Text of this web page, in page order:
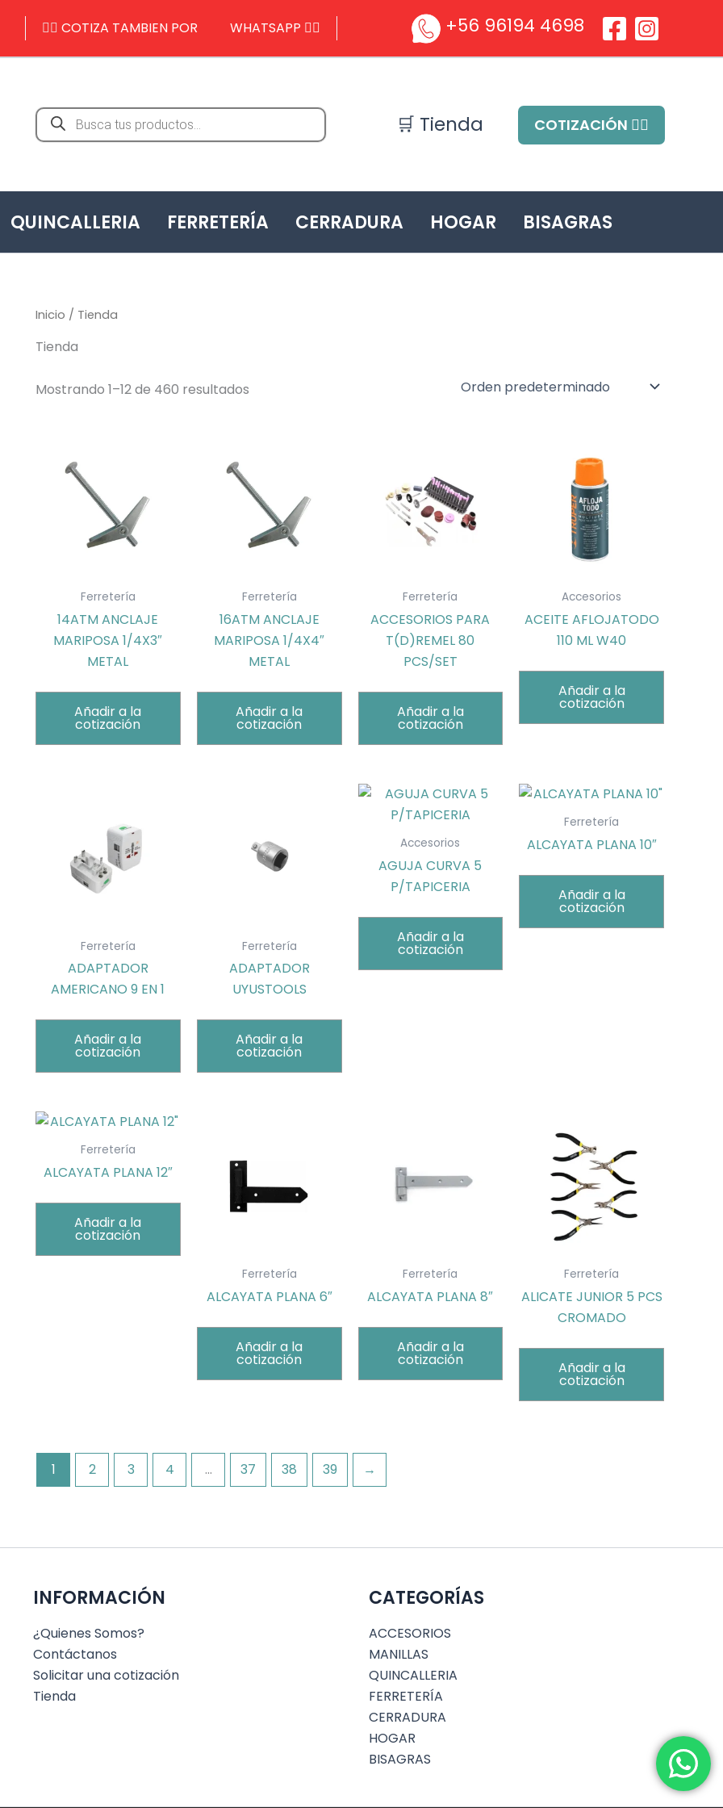
👉🏻 COTIZA TAMBIEN POR WHATSAPP 👈🏻 +56 96194 4698
Búsqueda
productos
🛒 Tienda COTIZACIÓN ✍🏻
QUINCALLERIA FERRETERÍA CERRADURA HOGAR BISAGRAS
Inicio / Tienda
Tienda
Mostrando 1–12 de 460 resultados
Ferretería
14ATM ANCLAJE
MARIPOSA 1/4X3″
METAL
Añadir a la
cotización
Ferretería
16ATM ANCLAJE
MARIPOSA 1/4X4″
METAL
Añadir a la
cotización
Ferretería
ACCESORIOS PARA
T(D)REMEL 80
PCS/SET
Añadir a la
cotización
Accesorios
ACEITE AFLOJATODO
110 ML W40
Añadir a la
cotización
Ferretería
ADAPTADOR
AMERICANO 9 EN 1
Añadir a la
cotización
Ferretería
ADAPTADOR
UYUSTOOLS
Añadir a la
cotización
Accesorios
AGUJA CURVA 5
P/TAPICERIA
Añadir a la
cotización
Ferretería
ALCAYATA PLANA 10″
Añadir a la
cotización
Ferretería
ALCAYATA PLANA 12″
Añadir a la
cotización
Ferretería
ALCAYATA PLANA 6″
Añadir a la
cotización
Ferretería
ALCAYATA PLANA 8″
Añadir a la
cotización
Ferretería
ALICATE JUNIOR 5 PCS
CROMADO
Añadir a la
cotización
1 2 3 4 … 37 38 39 →
INFORMACIÓN
¿Quienes Somos?
Contáctanos
Solicitar una cotización
Tienda
CATEGORÍAS
ACCESORIOS
MANILLAS
QUINCALLERIA
FERRETERÍA
CERRADURA
HOGAR
BISAGRAS